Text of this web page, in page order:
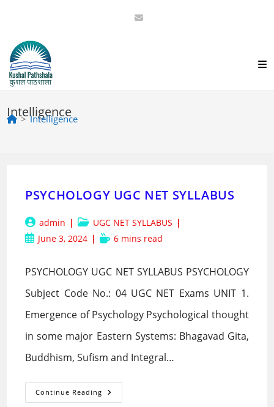
content
Intelligence
> Intelligence
PSYCHOLOGY UGC NET SYLLABUS
Post
author:
admin
Post
category:
UGC NET SYLLABUS
PostJune 3, 2024
Reading
6 mins read
PSYCHOLOGY UGC NET SYLLABUS PSYCHOLOGY
Subject Code No.: 04 UGC NET Exams UNIT 1.
Emergence of Psychology Psychological thought
in some major Eastern Systems: Bhagavad Gita,
Buddhism, Sufism and Integral…
Continue Reading PSYCHOLOGY
UGC